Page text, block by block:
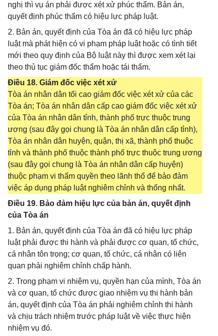
nghị thì vụ án phải được xét xử phúc thẩm. Bản án,
quyết định phúc thẩm có hiệu lực pháp luật.
2. Bản án, quyết định của Tòa án đã có hiệu lực pháp
luật mà phát hiện có vi phạm pháp luật hoặc có tình tiết
mới theo quy định của Bộ luật này thì được xem xét lại
theo thủ tục giám đốc thẩm hoặc tái thẩm.
Điều 18. Giám đốc việc xét xử
Tòa án nhân dân tối cao giám đốc việc xét xử của các
Tòa án; Tòa án nhân dân cấp cao giám đốc việc xét xử
của Tòa án nhân dân tỉnh, thành phố trực thuộc trung
ương (sau đây gọi chung là Tòa án nhân dân cấp tỉnh),
Tòa án nhân dân huyện, quận, thị xã, thành phố thuộc
tỉnh và thành phố thuộc thành phố trực thuộc trung ương
(sau đây gọi chung là Tòa án nhân dân cấp huyện)
thuộc phạm vi thẩm quyền theo lãnh thổ để bảo đảm
việc áp dụng pháp luật nghiêm chỉnh và thống nhất.
Điều 19. Bảo đảm hiệu lực của bản án, quyết định
của Tòa án
1. Bản án, quyết định của Tòa án đã có hiệu lực pháp
luật phải được thi hành và phải được cơ quan, tổ chức,
cá nhân tôn trọng; cơ quan, tổ chức, cá nhân có liên
quan phải nghiêm chỉnh chấp hành.
2. Trong phạm vi nhiệm vụ, quyền hạn của mình, Tòa án
và cơ quan, tổ chức được giao nhiệm vụ thi hành bản
án, quyết định của Tòa án phải nghiêm chỉnh thi hành
và chịu trách nhiệm trước pháp luật về việc thực hiện
nhiệm vụ đó.